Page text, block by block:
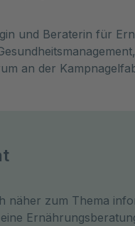
und Beraterin für
an der
näher zum Thema